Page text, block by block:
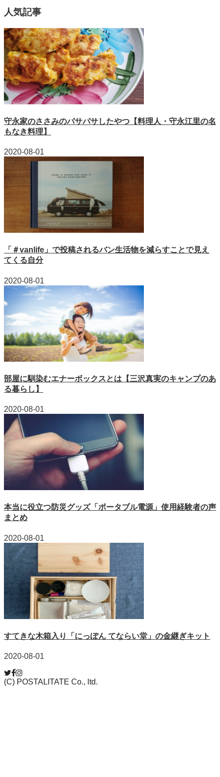
人気記事
守永家のささみのパサパサしたやつ【料理人・守永江里の名
もなき料理】
2020-08-01
「＃vanlife」で投稿されるバン生活物を減らすことで見え
てくる自分
2020-08-01
部屋に馴染むエナーボックスとは【三沢真実のキャンプのあ
る暮らし】
2020-08-01
本当に役立つ防災グッズ「ポータブル電源」使用経験者の声
まとめ
2020-08-01
すてきな木箱入り「にっぽん てならい堂」の金継ぎキット
2020-08-01
(C) POSTALITATE Co., ltd.